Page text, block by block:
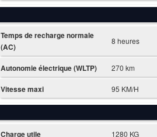
Temps de recharge normale
(AC)
8 heures
Autonomie électrique (WLTP) 270 km
Vitesse maxi 95 KM/H
Charge utile 1280 KG